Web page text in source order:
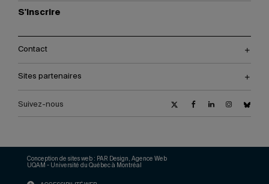
S'inscrire
Contact
Sites partenaires
Suivez-nous
UQAM - Université du Québec à Montréal
Conception de sites web : PAR Design, Agence Web